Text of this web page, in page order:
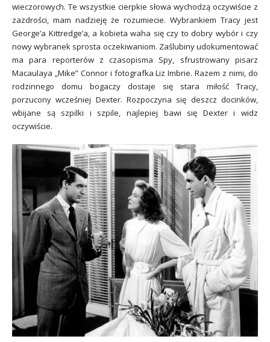
wieczorowych. Te wszystkie cierpkie słowa wychodzą oczywiście z
zazdrości, mam nadzieję że rozumiecie. Wybrankiem Tracy jest
George’a Kittredge’a, a kobieta waha się czy to dobry wybór i czy
nowy wybranek sprosta oczekiwaniom. Zaślubiny udokumentować
ma para reporterów z czasopisma Spy, sfrustrowany pisarz
Macaulaya „Mike” Connor i fotografka Liz Imbrie. Razem z nimi, do
rodzinnego domu bogaczy dostaje się stara miłość Tracy,
porzucony wcześniej Dexter. Rozpoczyna się deszcz docinków,
wbijane są szpilki i szpile, najlepiej bawi się Dexter i widz
oczywiście.